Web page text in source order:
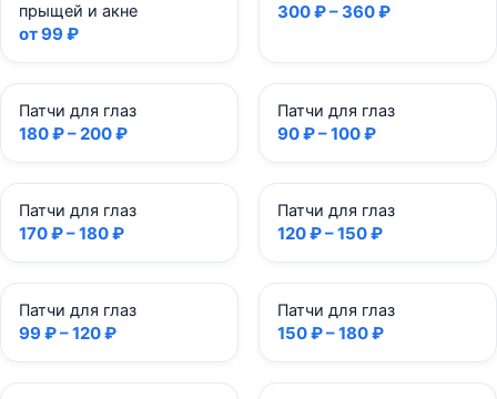
прыщей и акне
от 99 ₽
300 ₽ – 360 ₽
Патчи для глаз
180 ₽ – 200 ₽
Патчи для глаз
90 ₽ – 100 ₽
Патчи для глаз
170 ₽ – 180 ₽
Патчи для глаз
120 ₽ – 150 ₽
Патчи для глаз
99 ₽ – 120 ₽
Патчи для глаз
150 ₽ – 180 ₽